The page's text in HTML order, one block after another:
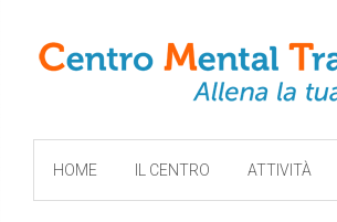
HOME IL CENTRO ATTIVITÀ